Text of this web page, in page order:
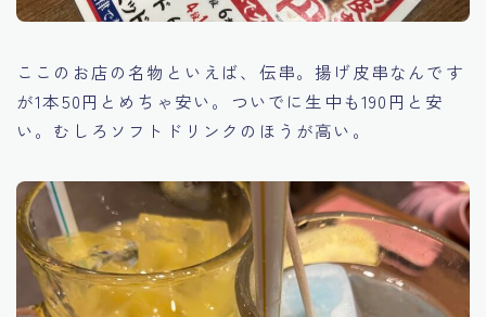
ここのお店の名物といえば、伝串。揚げ皮串なんです
が1本50円とめちゃ安い。ついでに生中も190円と安
い。むしろソフトドリンクのほうが高い。